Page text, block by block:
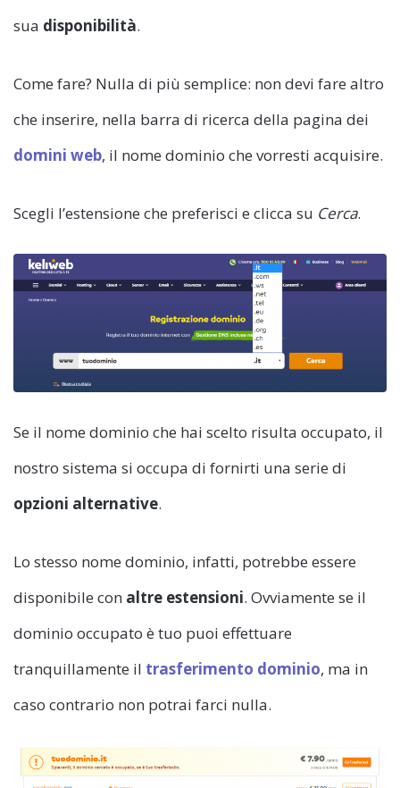
sua disponibilità.
Come fare? Nulla di più semplice: non devi fare altro
che inserire, nella barra di ricerca della pagina dei
domini web, il nome dominio che vorresti acquisire.
Scegli l’estensione che preferisci e clicca su Cerca.
Se il nome dominio che hai scelto risulta occupato, il
nostro sistema si occupa di fornirti una serie di
opzioni alternative.
Lo stesso nome dominio, infatti, potrebbe essere
disponibile con altre estensioni. Ovviamente se il
dominio occupato è tuo puoi effettuare
tranquillamente il trasferimento dominio, ma in
caso contrario non potrai farci nulla.